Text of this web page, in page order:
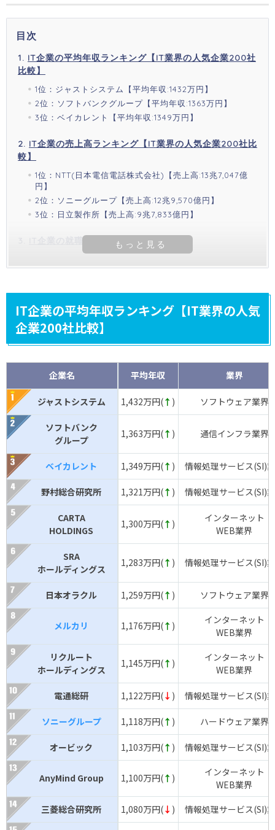
目次
IT企業の平均年収ランキング【IT業界の人気企業200社
比較】
1位：ジャストシステム【平均年収:1432万円】
2位：ソフトバンクグループ【平均年収:1363万円】
3位：ベイカレント【平均年収:1349万円】
IT企業の売上高ランキング【IT業界の人気企業200社比
較】
1位：NTT(日本電信電話株式会社)【売上高:13兆7,047億
円】
2位：ソニーグループ【売上高:12兆9,570億円】
3位：日立製作所【売上高:9兆7,833億円】
IT企業の就職人気ランキング50社
IT企業の平均年収ランキング【IT業界の人気
企業200社比較】
企業名 平均年収 業界
ジャストシステム 1,432万円(↑ ) ソフトウェア業界
ソフトバンク
グループ
1,363万円(↑ ) 通信インフラ業界
ベイカレント 1,349万円(↑ ) 情報処理サービス(SI)
野村総合研究所 1,321万円(↑ ) 情報処理サービス(SI)
CARTA
HOLDINGS
1,300万円(↑ )
インターネット
WEB業界
SRA
ホールディングス
1,283万円(↑ ) 情報処理サービス(SI)
日本オラクル 1,259万円(↑ ) ソフトウェア業界
メルカリ 1,176万円(↑ )
インターネット
WEB業界
リクルート
ホールディングス
1,145万円(↑ )
インターネット
WEB業界
電通総研 1,122万円(↓ ) 情報処理サービス(SI)
ソニーグループ 1,118万円(↑ ) ハードウェア業界
オービック 1,103万円(↑ ) 情報処理サービス(SI)
AnyMind Group 1,100万円(↑ )
インターネット
WEB業界
三菱総合研究所
1,080万円(↓ ) 情報処理サービス(SI)